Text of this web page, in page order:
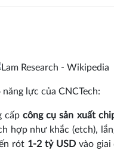
lực của CNCTech:
cấpcông cụ sản xuất
như khắc (etch),
rót 1-2 tỷ USDvào giai